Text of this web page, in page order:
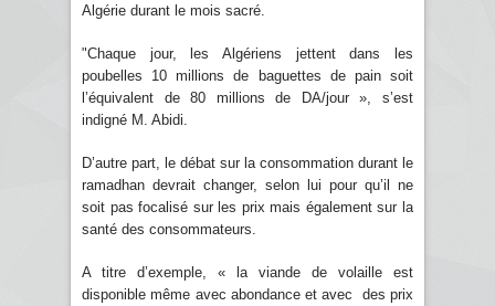
Algérie durant le mois sacré.
"Chaque jour, les Algériens jettent dans les
poubelles 10 millions de baguettes de pain soit
l’équivalent de 80 millions de DA/jour », s’est
indigné M. Abidi.
D’autre part, le débat sur la consommation durant le
ramadhan devrait changer, selon lui pour qu’il ne
soit pas focalisé sur les prix mais également sur la
santé des consommateurs.
A titre d’exemple, « la viande de volaille est
disponible même avec abondance et avec des prix